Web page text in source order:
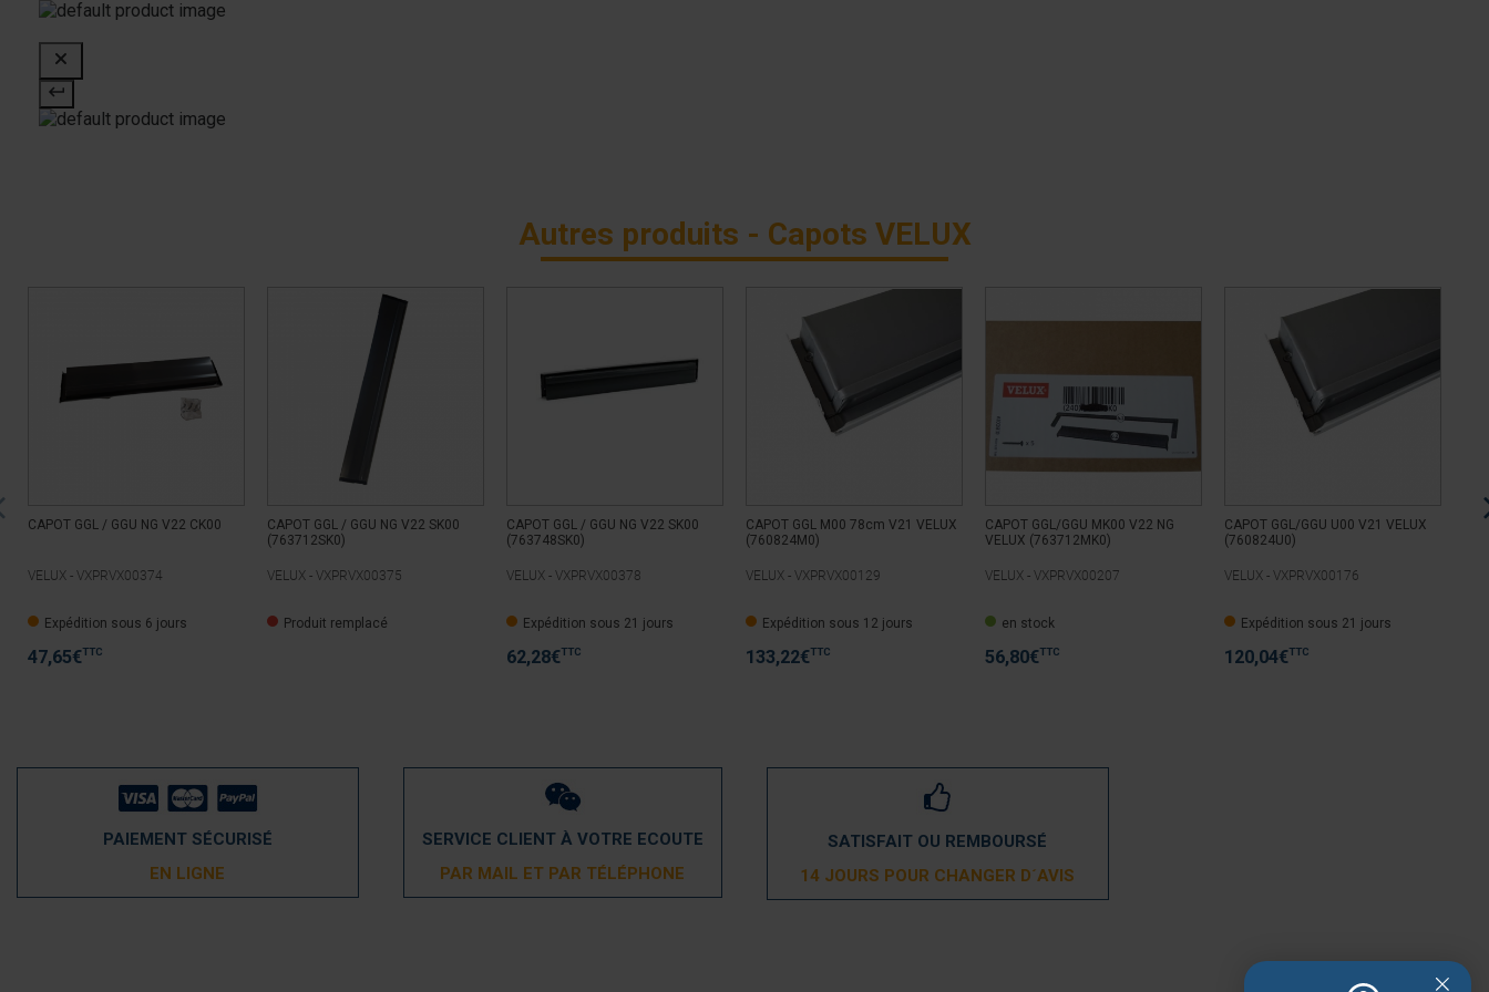
Autres produits - Capots VELUX
CAPOT GGL / GGU NG V22 CK00
VELUX - VXPRVX00374
Expédition sous 6 jours
47,65€TTC
CAPOT GGL / GGU NG V22 SK00
(763712SK0)
VELUX - VXPRVX00375
Produit remplacé
CAPOT GGL / GGU NG V22 SK00
(763748SK0)
VELUX - VXPRVX00378
Expédition sous 21 jours
62,28€TTC
CAPOT GGL M00 78cm V21 VELUX
(760824M0)
VELUX - VXPRVX00129
Expédition sous 12 jours
133,22€TTC
CAPOT GGL/GGU MK00 V22 NG
VELUX (763712MK0)
VELUX - VXPRVX00207
en stock
56,80€TTC
CAPOT GGL/GGU U00 V21 VELUX
(760824U0)
VELUX - VXPRVX00176
Expédition sous 21 jours
120,04€TTC
PAIEMENT SÉCURISÉ
EN LIGNE
SERVICE CLIENT À VOTRE ECOUTE
PAR MAIL ET PAR TÉLÉPHONE
SATISFAIT OU REMBOURSÉ
14 JOURS POUR CHANGER D´AVIS